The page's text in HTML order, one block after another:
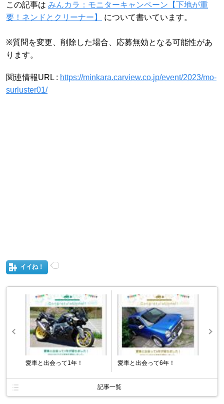
この記事は みんカラ：モニターキャンペーン【下地が重
要！ネンドとクリーナー】
について書いています。
※質問を変更、削除した場合、応募無効となる可能性があ
ります。
関連情報URL : https://minkara.carview.co.jp/event/2023/mo-
surluster01/
イイね！
愛車と出会って1年！ 愛車と出会って6年！
記事一覧